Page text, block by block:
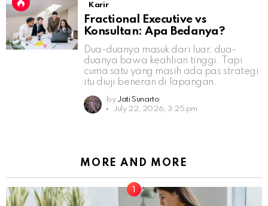
Karir
Fractional Executive vs
Konsultan: Apa Bedanya?
Dua-duanya masuk dari luar, dua-
duanya bawa keahlian tinggi. Tapi
cuma satu yang masih ada pas strategi
itu diuji beneran di lapangan.
by Jati Sunarto
July 22, 2026, 3:25 pm
MORE AND MORE